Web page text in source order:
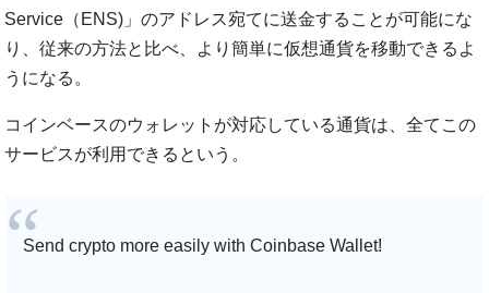
Service（ENS)」のアドレス宛てに送金することが可能にな
り、従来の方法と比べ、より簡単に仮想通貨を移動できるよ
うになる。
コインベースのウォレットが対応している通貨は、全てこの
サービスが利用できるという。
Send crypto more easily with Coinbase Wallet!